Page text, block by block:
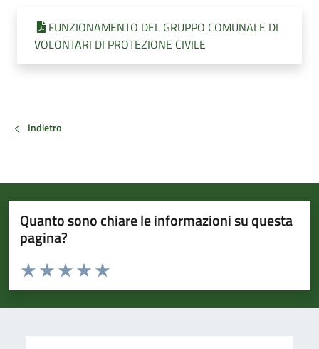
FUNZIONAMENTO DEL GRUPPO COMUNALE DI
VOLONTARI DI PROTEZIONE CIVILE
Indietro
Quanto sono chiare le informazioni su questa
pagina?
Valuta da 1 a 5 stelle la pagina
Valuta 5 stelle su 5
Valuta 4 stelle su 5
Valuta 3 stelle su 5
Valuta 2 stelle su 5
Valuta 1 stelle su 5